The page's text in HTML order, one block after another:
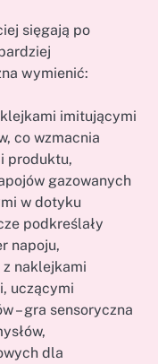
sięgają po
wymienić:
imitującymi
co wzmacnia
produktu,
gazowanych
w dotyku
podkreślały
napoju,
naklejkami
uczącymi
– gra sensoryczna
dla